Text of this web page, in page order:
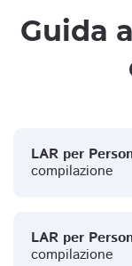
Guida
LAR per
compilazione
LAR per
compilazione